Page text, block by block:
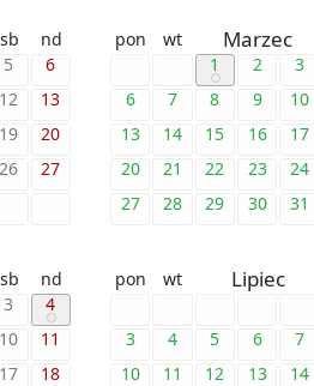
sb
nd
5
6
12
13
19
20
26
27
pon wt Marzec
1
2 3
6
7 8 9 10
13
14 15 16 17
20
21 22 23 24
27
28 29 30 31
sb
nd
3
4
10
11
17
18
pon wt Lipiec
3
4 5 6 7
10
11 12 13 14